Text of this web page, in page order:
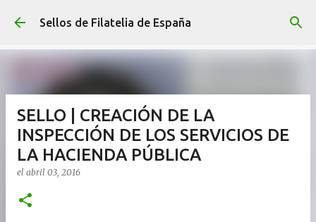
Ir al contenido principal
Sellos de Filatelia de España
SELLO | CREACIÓN DE LA
INSPECCIÓN DE LOS SERVICIOS DE
LA HACIENDA PÚBLICA
el abril 03, 2016